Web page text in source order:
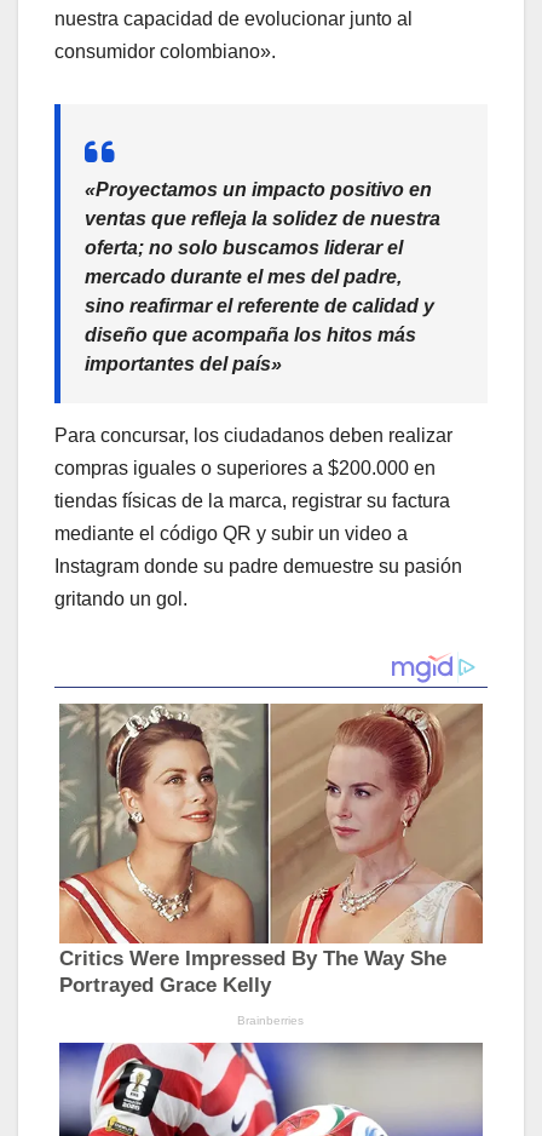
nuestra capacidad de evolucionar junto al
consumidor colombiano».
«Proyectamos un impacto positivo en
ventas que refleja la solidez de nuestra
oferta; no solo buscamos liderar el
mercado durante el mes del padre,
sino reafirmar el referente de calidad y
diseño que acompaña los hitos más
importantes del país»
Para concursar, los ciudadanos deben realizar
compras iguales o superiores a $200.000 en
tiendas físicas de la marca, registrar su factura
mediante el código QR y subir un video a
Instagram donde su padre demuestre su pasión
gritando un gol.